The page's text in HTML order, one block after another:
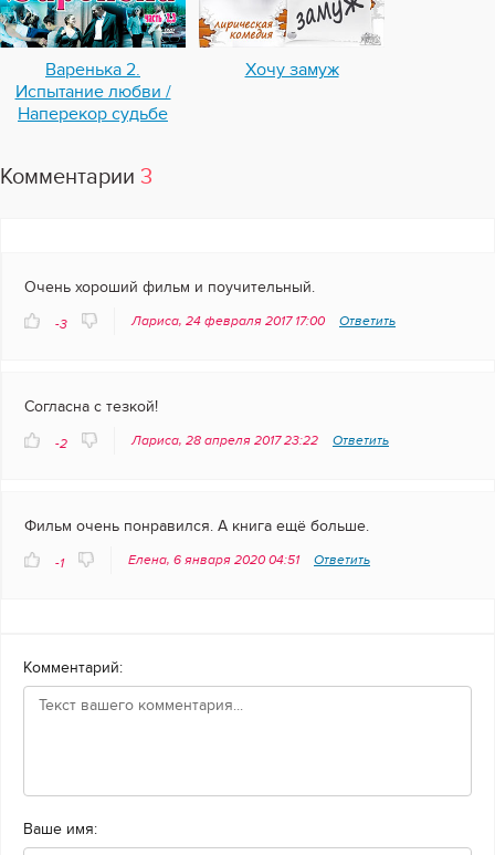
Варенька 2.
Испытание любви /
Наперекор судьбе
Хочу замуж
Комментарии 3
Очень хороший фильм и поучительный.
-3 Лариса, 24 февраля 2017 17:00 Ответить
Согласна с тезкой!
-2 Лариса, 28 апреля 2017 23:22 Ответить
Фильм очень понравился. А книга ещё больше.
-1 Елена, 6 января 2020 04:51 Ответить
Комментарий:
Ваше имя: